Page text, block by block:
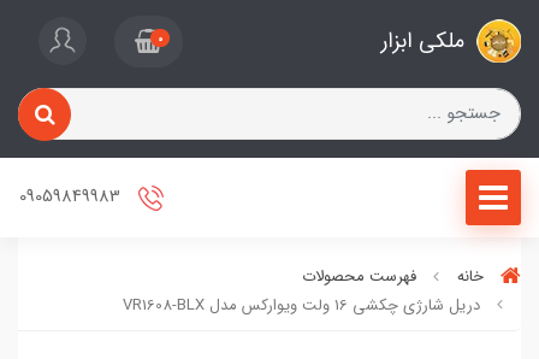
ملکی ابزار 0
خانه
فهرست محصولات
دریل شارژی چکشی 16 ولت ویوارکس مدل VR1608-BLX